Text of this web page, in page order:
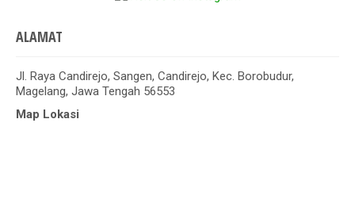
ALAMAT
Jl. Raya Candirejo, Sangen, Candirejo, Kec. Borobudur,
Magelang, Jawa Tengah 56553
Map Lokasi